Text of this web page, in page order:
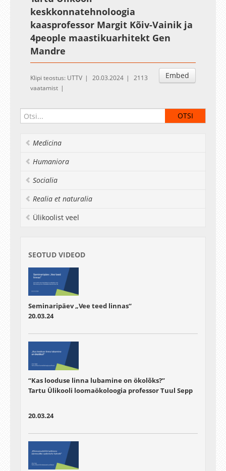
keskkonnatehnoloogia
kaasprofessor Margit Kõiv-Vainik ja
4people maastikuarhitekt Gen
Mandre
Embed
Klipi teostus: UTTV 20.03.2024
2113
vaatamist
Medicina
Humaniora
Socialia
Realia et naturalia
Ülikoolist veel
SEOTUD VIDEOD
Seminaripäev „Vee teed linnas“
20.03.24
“Kas looduse linna lubamine on ökolõks?”
Tartu Ülikooli loomaökoloogia professor Tuul Sepp
20.03.24